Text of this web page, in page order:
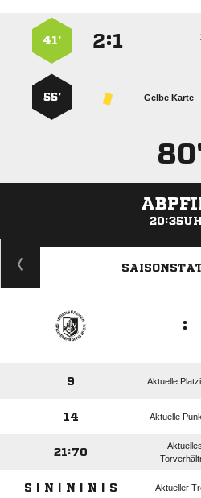
:
41’
Gelbe Karte
55’
ANZEIGE
:
9 Aktuelle
14 Aktuelle
21:70
Aktuelles
S | N | N | N | S Aktueller